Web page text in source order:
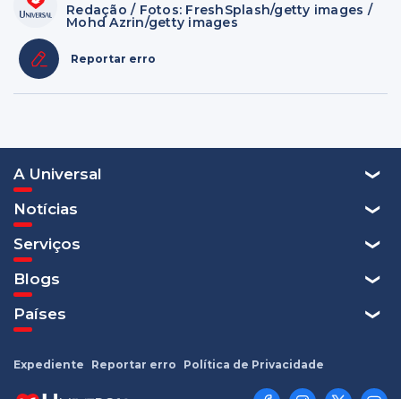
Redação / Fotos: FreshSplash/getty images /
Mohd Azrin/getty images
Reportar erro
A Universal
Notícias
Serviços
Blogs
Países
Expediente Reportar erro Política de Privacidade